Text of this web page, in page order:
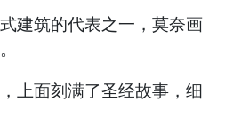
建筑的代表之一，莫奈画
上面刻满了圣经故事，细